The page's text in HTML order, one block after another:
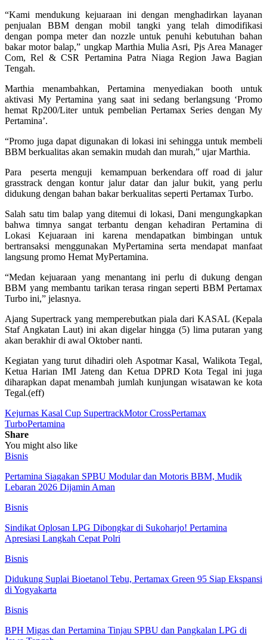
“Kami mendukung kejuaraan ini dengan menghadirkan layanan
penjualan BBM dengan mobil tangki yang telah dimodifikasi
dengan pompa meter dan nozzle untuk penuhi kebutuhan bahan
bakar motor balap,” ungkap Marthia Mulia Asri, Pjs Area Manager
Com, Rel & CSR Pertamina Patra Niaga Region Jawa Bagian
Tengah.
Marthia menambahkan, Pertamina menyediakan booth untuk
aktivasi My Pertamina yang saat ini sedang berlangsung ‘Promo
hemat Rp200/Liter untuk pembelian Pertamax Series dengan My
Pertamina’.
“Promo juga dapat digunakan di lokasi ini sehingga untuk membeli
BBM berkualitas akan semakin mudah dan murah,” ujar Marthia.
Para peserta menguji kemampuan berkendara off road di jalur
grasstrack dengan kontur jalur datar dan jalur bukit, yang perlu
didukung dengan bahan bakar berkualitas seperti Pertamax Turbo.
Salah satu tim balap yang ditemui di lokasi, Dani mengungkapkan
bahwa timnya sangat terbantu dengan kehadiran Pertamina di
Lokasi Kejuaraan ini karena mendapatkan bimbingan untuk
bertransaksi menggunakan MyPertamina serta mendapat manfaat
langsung promo Hemat MyPertamina.
“Medan kejuaraan yang menantang ini perlu di dukung dengan
BBM yang membantu tarikan terasa ringan seperti BBM Pertamax
Turbo ini,” jelasnya.
Ajang Supertrack yang memperebutkan piala dari KASAL (Kepala
Staf Angkatan Laut) ini akan digelar hingga (5) lima putaran yang
akan berakhir di awal Oktober nanti.
Kegiatan yang turut dihadiri oleh Aspotmar Kasal, Walikota Tegal,
Ketua Harian IMI Jateng dan Ketua DPRD Kota Tegal ini juga
diharapkan dapat menambah jumlah kunjungan wisatawan ke kota
Tegal.(eff)
Kejurnas Kasal Cup SupertrackMotor CrossPertamax
TurboPertamina
Share
You might also like
Bisnis
Pertamina Siagakan SPBU Modular dan Motoris BBM, Mudik
Lebaran 2026 Dijamin Aman
Bisnis
Sindikat Oplosan LPG Dibongkar di Sukoharjo! Pertamina
Apresiasi Langkah Cepat Polri
Bisnis
Didukung Suplai Bioetanol Tebu, Pertamax Green 95 Siap Ekspansi
di Yogyakarta
Bisnis
BPH Migas dan Pertamina Tinjau SPBU dan Pangkalan LPG di